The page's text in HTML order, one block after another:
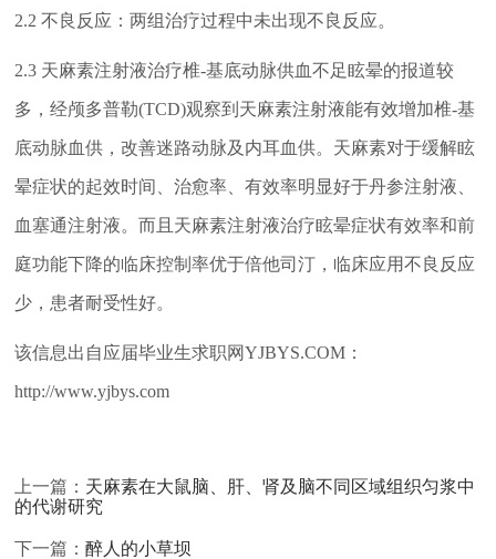
2.2 不良反应：两组治疗过程中未出现不良反应。
2.3 天麻素注射液治疗椎-基底动脉供血不足眩晕的报道较
多，经颅多普勒(TCD)观察到天麻素注射液能有效增加椎-基
底动脉血供，改善迷路动脉及内耳血供。天麻素对于缓解眩
晕症状的起效时间、治愈率、有效率明显好于丹参注射液、
血塞通注射液。而且天麻素注射液治疗眩晕症状有效率和前
庭功能下降的临床控制率优于倍他司汀，临床应用不良反应
少，患者耐受性好。
该信息出自应届毕业生求职网YJBYS.COM：
http://www.yjbys.com
上一篇： 天麻素在大鼠脑、肝、肾及脑不同区域组织匀浆中
的代谢研究
下一篇：醉人的小草坝